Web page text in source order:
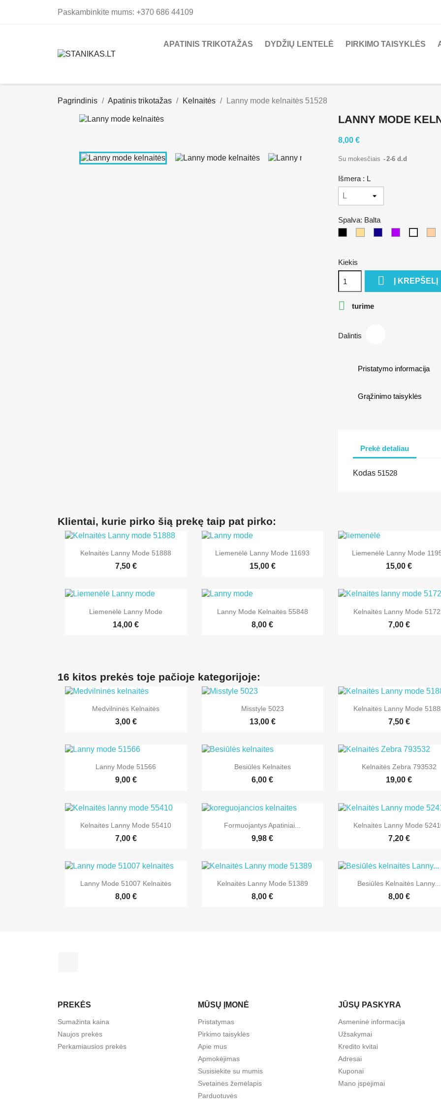
Paskambinkite mums: +370 686 44109
APATINIS TRIKOTAŽAS DYDŽIŲ LENTELĖ PIRKIMO TAISYKLĖS
Pagrindinis Apatinis trikotažas Kelnaitės Lanny mode kelnaitės 51528
LANNY MODE
8,00 €
Su mokesčiais 2-6 d.d
Išmera : L
Spalva: Balta
Kiekis
 Į KREPŠELĮ
 turime
Dalintis
Pristatymo informacija
Grąžinimo taisyklės
Prekė detaliau
Kodas 51528
Klientai, kurie pirko šią prekę taip pat pirko:
 Greita peržiūra
Kelnaitės Lanny Mode 51888
7,50 €
 Greita peržiūra
Liemenėlė Lanny Mode 11693
15,00 €
 Greita peržiūra
Liemenėlė Lanny Mode
15,00 €
 Greita peržiūra
Liemenėlė Lanny Mode
14,00 €
 Greita peržiūra
Lanny Mode Kelnaitės 55848
8,00 €
 Greita peržiūra
Kelnaitės Lanny Mode
7,00 €
16 kitos prekės toje pačioje kategorijoje:
 Greita peržiūra
Medvilninės Kelnaitės
3,00 €
Greita peržiūra
Misstyle 5023
13,00 €
 Greita peržiūra
Kelnaitės Lanny Mode
7,50 €
 Greita peržiūra
Lanny Mode 51566
9,00 €
 Greita peržiūra
Besiūlės Kelnaites
6,00 €
 Greita peržiūra
Kelnaitės Zebra 793532
19,00 €
 Greita peržiūra
Kelnaitės Lanny Mode 55410
7,00 €
 Greita peržiūra
Formuojantys Apatiniai...
9,98 €
 Greita peržiūra
Kelnaitės Lanny Mode
7,20 €
 Greita peržiūra
Lanny Mode 51007 Kelnaitės
8,00 €
 Greita peržiūra
Kelnaitės Lanny Mode 51389
8,00 €
 Greita peržiūra
Besiūlės Kelnaitės Lanny...
8,00 €
PREKĖS
Sumažinta kaina
Naujos prekės
Perkamiausios prekės
MŪSŲ ĮMONĖ
Pristatymas
Pirkimo taisyklės
Apie mus
Apmokėjimas
Susisiekite su mumis
Svetainės žemėlapis
Parduotuvės
JŪSŲ PASKYRA
Asmeninė informacija
Užsakymai
Kredito kvitai
Adresai
Kuponai
Mano įspėjimai